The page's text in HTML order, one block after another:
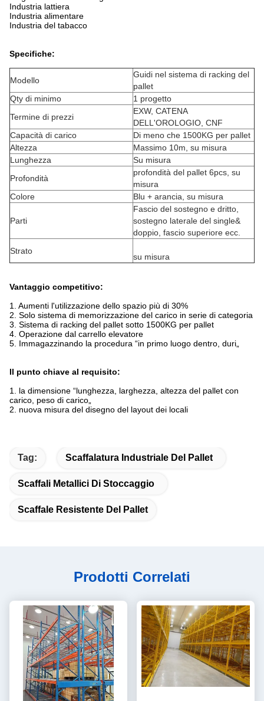
Industria lattiera
Industria alimentare
Industria del tabacco
Specifiche:
Modello
Guidi nel sistema di racking del
pallet
Qty di minimo
1 progetto
Termine di prezzi
EXW, CATENA
DELL'OROLOGIO, CNF
Capacità di carico
Di meno che 1500KG per pallet
Altezza
Massimo 10m, su misura
Lunghezza
Su misura
Profondità
profondità del pallet 6pcs, su
misura
Colore
Blu + arancia, su misura
Parti
Fascio del sostegno e dritto,
sostegno laterale del single&
doppio, fascio superiore ecc.
Strato
su misura
Vantaggio competitivo:
1. Aumenti l'utilizzazione dello spazio più di 30%
2. Solo sistema di memorizzazione del carico in serie di categoria
3. Sistema di racking del pallet sotto 1500KG per pallet
4. Operazione dal carrello elevatore
5. Immagazzinando la procedura “in primo luogo dentro, duri„
Il punto chiave al requisito:
1. la dimensione “lunghezza, larghezza, altezza del pallet con
carico, peso di carico„
2. nuova misura del disegno del layout dei locali
Tag: Scaffalatura Industriale Del Pallet
Scaffali Metallici Di Stoccaggio
Scaffale Resistente Del Pallet
Prodotti Correlati